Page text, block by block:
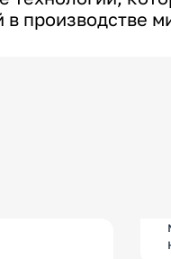
производстве